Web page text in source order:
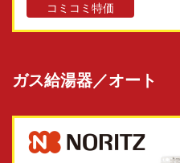
コミコミ特価
ガス給湯器／オート